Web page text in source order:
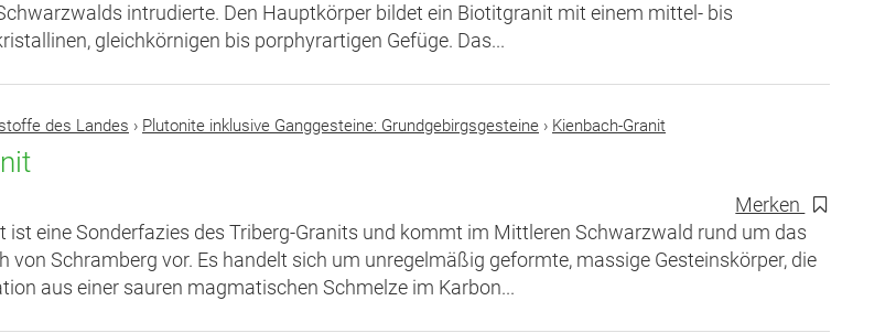
intrudierte. Den Hauptkörper bildet ein Biotitgranit mit einem mittel- bis
gleichkörnigen bis porphyrartigen Gefüge. Das...
des Landes › Plutonite inklusive Ganggesteine: Grundgebirgsgesteine › Kienbach-Granit
Merken
ist eine Sonderfazies des Triberg-Granits und kommt im Mittleren Schwarzwald rund um das
von Schramberg vor. Es handelt sich um unregelmäßig geformte, massige Gesteinskörper, die
aus einer sauren magmatischen Schmelze im Karbon...